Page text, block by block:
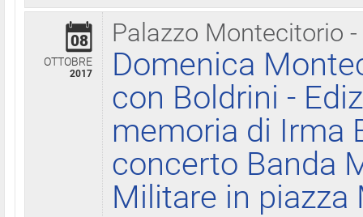
Palazzo Montecitorio
08
OTTOBRE
2017
Domenica
con Boldrini -
memoria di Irma
concerto Banda
Militare in